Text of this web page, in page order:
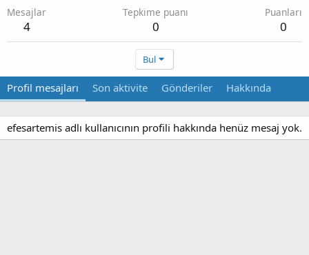
Mesajlar
4
Tepkime puanı
0
Puanları
0
Bul
Profil mesajları Son aktivite Gönderiler Hakkında
efesartemis adlı kullanıcının profili hakkında henüz mesaj yok.